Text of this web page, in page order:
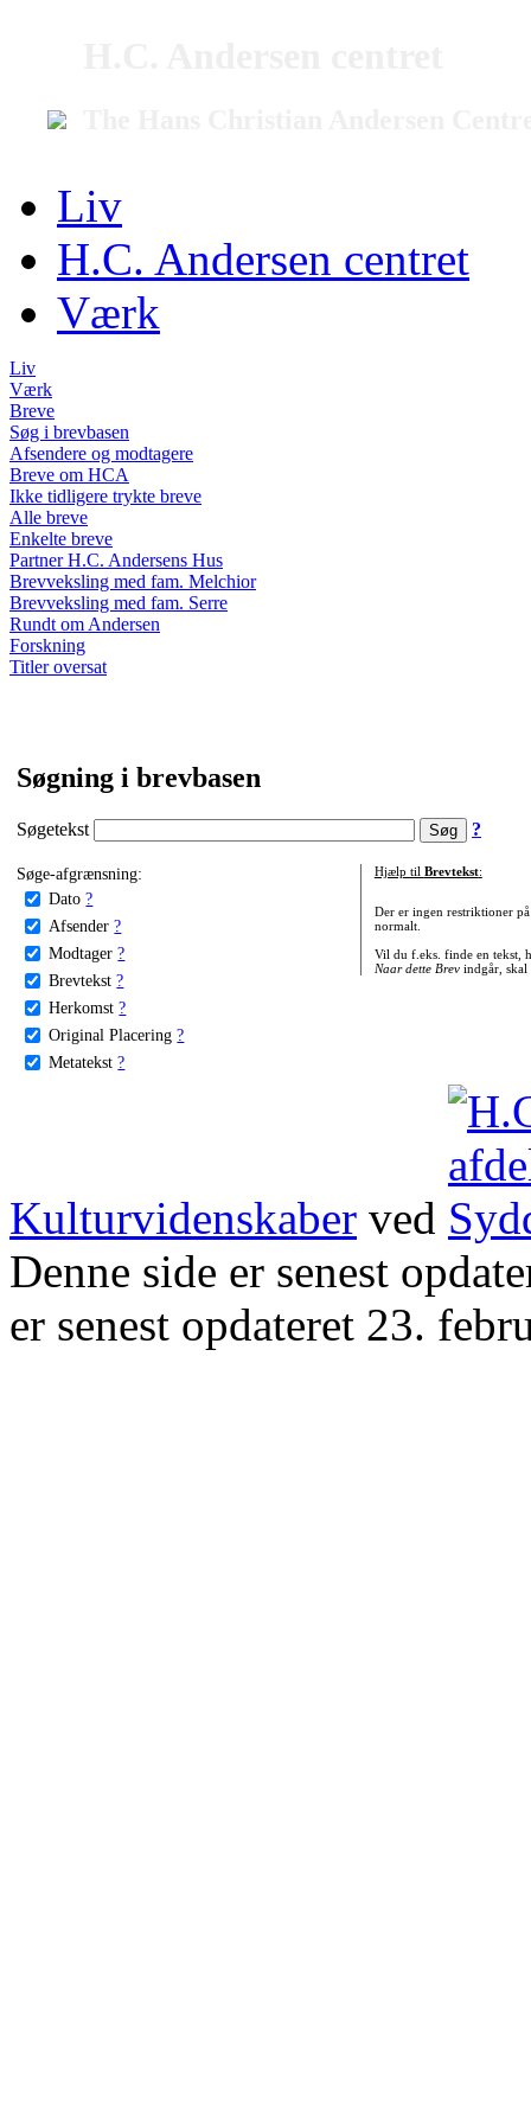
Liv
H.C. Andersen centret
Værk
Liv
Værk
Breve
Søg i brevbasen
Afsendere og modtagere
Breve om HCA
Ikke tidligere trykte breve
Alle breve
Enkelte breve
Partner H.C. Andersens Hus
Brevveksling med fam. Melchior
Brevveksling med fam. Serre
Rundt om Andersen
Forskning
Titler oversat
Søgning i brevbasen
Søgetekst ?
Søge-afgrænsning:
Dato ?
Afsender ?
Modtager ?
Brevtekst ?
Herkomst ?
Original Placering ?
Metatekst ?
Hjælp til Brevtekst:
Der er ingen restriktioner
normalt.
Vil du f.eks. finde en tekst,
Naar dette Brevindgår, skal
Kulturvidenskaber ved
Denne side er senest
er senest opdateret 23.